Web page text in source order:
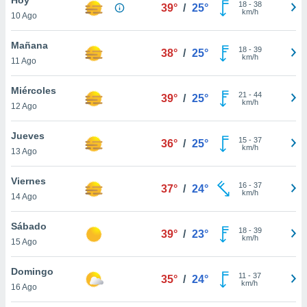
y
en
más
de
cookies
10 Ago
39° / 25° 18- 38
km/h
Mañana
11 Ago
38° / 25° 18- 39
km/h
Miércoles
12 Ago
39° / 25° 21 - 44
km/h
Jueves
13 Ago
36° / 25° 15- 37
km/h
Viernes
14 Ago
37° / 24° 16- 37
km/h
Sábado
15 Ago
39° / 23° 18- 39
km/h
Domingo
16 Ago
35° / 24° 11 - 37
km/h